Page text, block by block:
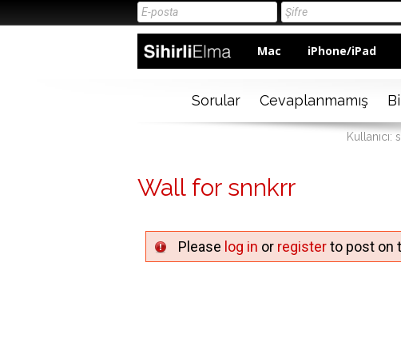
Mac iPhone/iPad
Sorular Cevaplanmamış
Kullanıcı:
Wall for snnkrr
Please log in or registerto post on